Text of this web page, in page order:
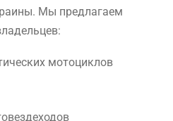
Мы предлагаем
мотоциклов